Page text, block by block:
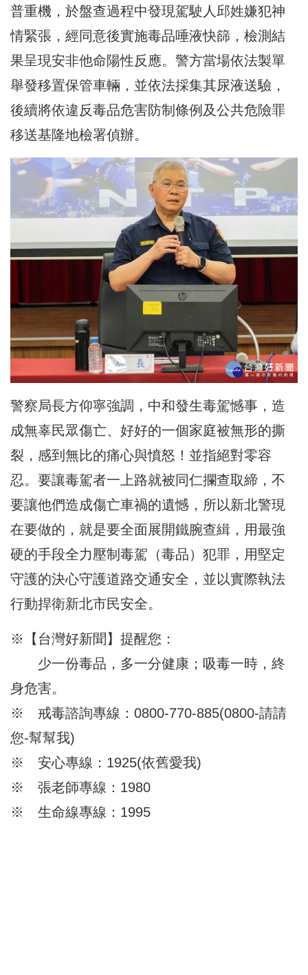
普重機，於盤查過程中發現駕駛人邱姓嫌犯神
情緊張，經同意後實施毒品唾液快篩，檢測結
果呈現安非他命陽性反應。警方當場依法製單
舉發移置保管車輛，並依法採集其尿液送驗，
後續將依違反毒品危害防制條例及公共危險罪
移送基隆地檢署偵辦。
警察局長方仰寧強調，中和發生毒駕憾事，造
成無辜民眾傷亡、好好的一個家庭被無形的撕
裂，感到無比的痛心與憤怒！並指絕對零容
忍。要讓毒駕者一上路就被同仁攔查取締，不
要讓他們造成傷亡車禍的遺憾，所以新北警現
在要做的，就是要全面展開鐵腕查緝，用最強
硬的手段全力壓制毒駕（毒品）犯罪，用堅定
守護的決心守護道路交通安全，並以實際執法
行動捍衛新北市民安全。
※【台灣好新聞】提醒您：
少一份毒品，多一分健康；吸毒一時，終
身危害。
※ 戒毒諮詢專線：0800-770-885(0800-請請
您-幫幫我)
※ 安心專線：1925(依舊愛我)
※ 張老師專線：1980
※ 生命線專線：1995